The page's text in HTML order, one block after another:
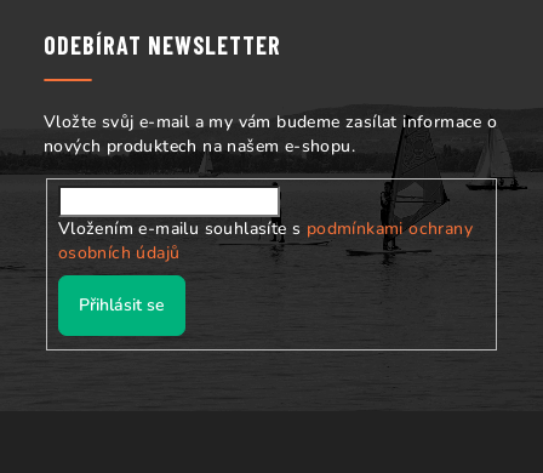
p
i
u
ODEBÍRAT NEWSLETTER
Vložte svůj e-mail a my vám budeme zasílat informace o
nových produktech na našem e-shopu.
Vložením e-mailu souhlasíte s podmínkami ochrany
osobních údajů
Přihlásit se